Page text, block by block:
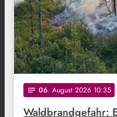
notes 06. August 2026 10:35
Waldbrandgefahr: